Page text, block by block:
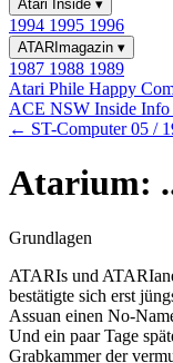
Atari Inside ▾
1994 1995 1996
ATARImagazin ▾
1987 1988 1989
Atari Phile Happy
ACE NSW Inside Info
← ST-Computer 05 /
Atarium:
Grundlagen
ATARIs und
bestätigte sich erst
Assuan einen No-
Und ein paar Tage
Grabkammer der